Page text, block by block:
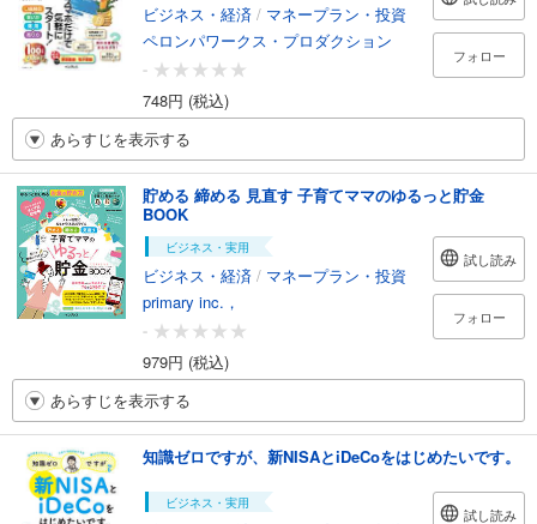
ビジネス・経済 / マネープラン・投資
ペロンパワークス・プロダクション
-
748円 (税込)
フォロー
あらすじを表示する
貯める 締める 見直す 子育てママのゆるっと貯金
BOOK
ビジネス・実用
ビジネス・経済 / マネープラン・投資
primary inc.，
-
979円 (税込)
試し読み
フォロー
あらすじを表示する
知識ゼロですが、新NISAとiDeCoをはじめたいです。
ビジネス・実用
試し読み